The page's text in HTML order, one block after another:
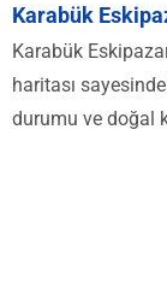
Karabük
Karabük
haritası
durumu ve doğal